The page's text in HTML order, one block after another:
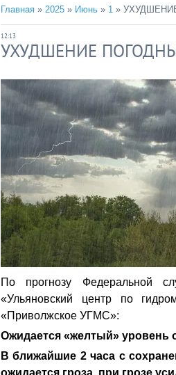
Главная » 2025 » Июнь » 1 »
12:13
УХУДШЕНИЕ
По прогнозу Федеральной
«Ульяновский центр по
«Приволжское УГМС»:
Ожидается «желтый» уровень
В ближайшие 2 часа с
ожидается гроза, при грозе